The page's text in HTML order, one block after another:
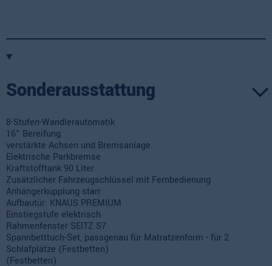
Sonderausstattung
8-Stufen-Wandlerautomatik
16" Bereifung
verstärkte Achsen und Bremsanlage
Elektrische Parkbremse
Kraftstofftank 90 Liter
Zusätzlicher Fahrzeugschlüssel mit Fernbedienung
Anhängerkupplung starr
Aufbautür: KNAUS PREMIUM
Einstiegstufe elektrisch
Rahmenfenster SEITZ S7
Spannbetttuch-Set, passgenau für Matratzenform - für 2
Schlafplätze (Festbetten)
(Festbetten)